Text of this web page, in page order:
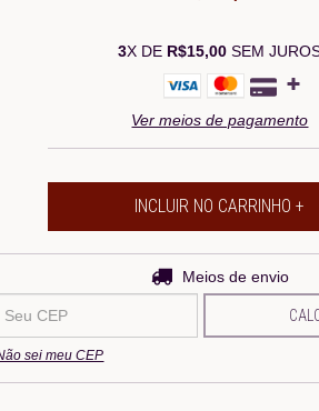
3X DE R$15,00 SEM
Ver meios de pagamento
Meios de envio
sei meu CEP